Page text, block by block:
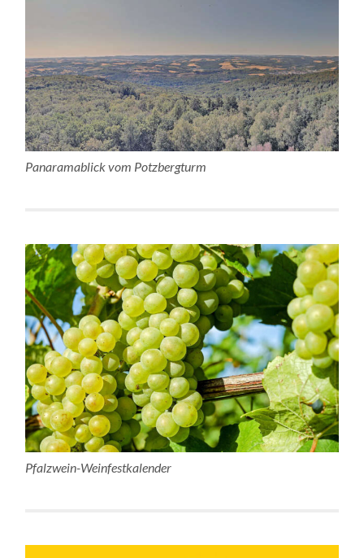
Panaramablick vom Potzbergturm
Pfalzwein-Weinfestkalender